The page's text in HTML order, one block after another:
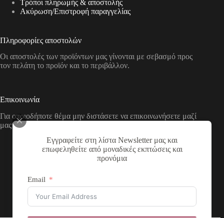
Εγγραφείτε στη λίστα Newsletter μας και
επωφεληθείτε από μοναδικές εκπτώσεις και
προνόμια
Email
Τρόποι πληρωμής & αποστολής
Aκύρωση/Επιστροφή παραγγελίας
Πληροφορίες αποστολών
Οι αποστολές των προϊόντων μας γίνονται με σεβασμό προς
τον πελάτη το προϊόν και το περιβάλλον.
Επικοινωνία
Για οποιοδήποτε θέμα μην διστάσετε να επικοινωνήσετε μαζί
μας με τους παρακάτω τρόπους
Διεύθυνση:
Νικολάου Χάσου 19, ΤΚ 53100, Φλώρινα,
Τηλέφωνο:
+30 2385 503290
Email: